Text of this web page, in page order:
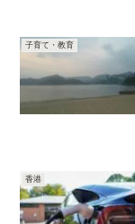
子育て・教育
香港